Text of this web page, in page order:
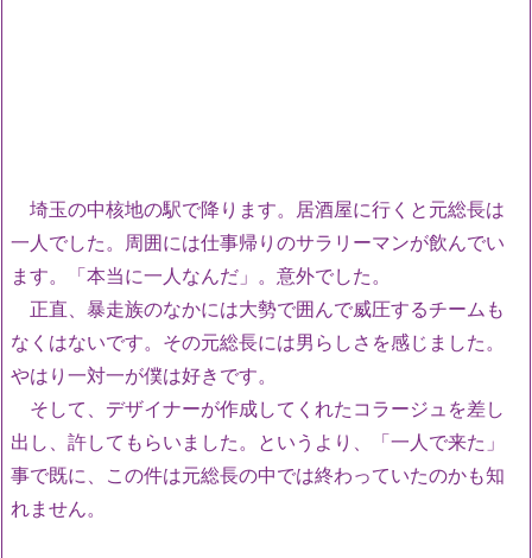
埼玉の中核地の駅で降ります。居酒屋に行くと元総長は
一人でした。周囲には仕事帰りのサラリーマンが飲んでい
ます。「本当に一人なんだ」。意外でした。
正直、暴走族のなかには大勢で囲んで威圧するチームも
なくはないです。その元総長には男らしさを感じました。
やはり一対一が僕は好きです。
そして、デザイナーが作成してくれたコラージュを差し
出し、許してもらいました。というより、「一人で来た」
事で既に、この件は元総長の中では終わっていたのかも知
れません。